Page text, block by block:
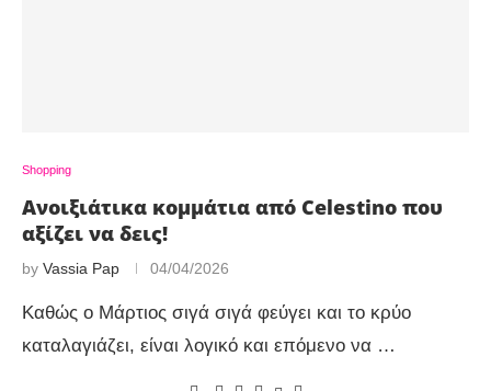
Shopping
Ανοιξιάτικα κομμάτια από Celestino που
αξίζει να δεις!
by Vassia Pap 04/04/2026
Καθώς ο Μάρτιος σιγά σιγά φεύγει και το κρύο
καταλαγιάζει, είναι λογικό και επόμενο να …